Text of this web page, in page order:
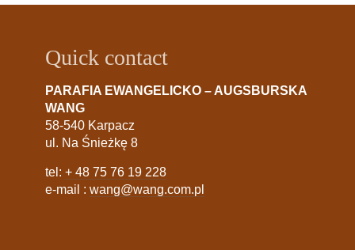
Quick contact
PARAFIA EWANGELICKO – AUGSBURSKA
WANG
58-540 Karpacz
ul. Na Śnieżkę 8
tel: + 48 75 76 19 228
e-mail : wang@wang.com.pl